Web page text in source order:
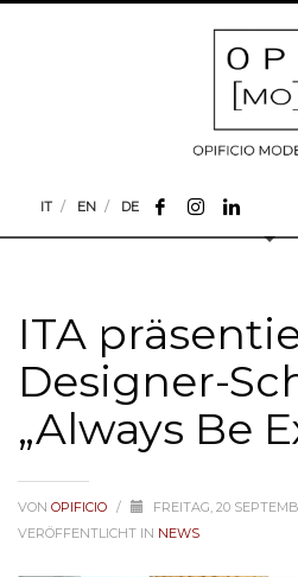
IT EN DE
ITA
Designer-
„Always Be
VON OPIFICIO / FREITAG, 20
VERÖFFENTLICHT IN NEWS